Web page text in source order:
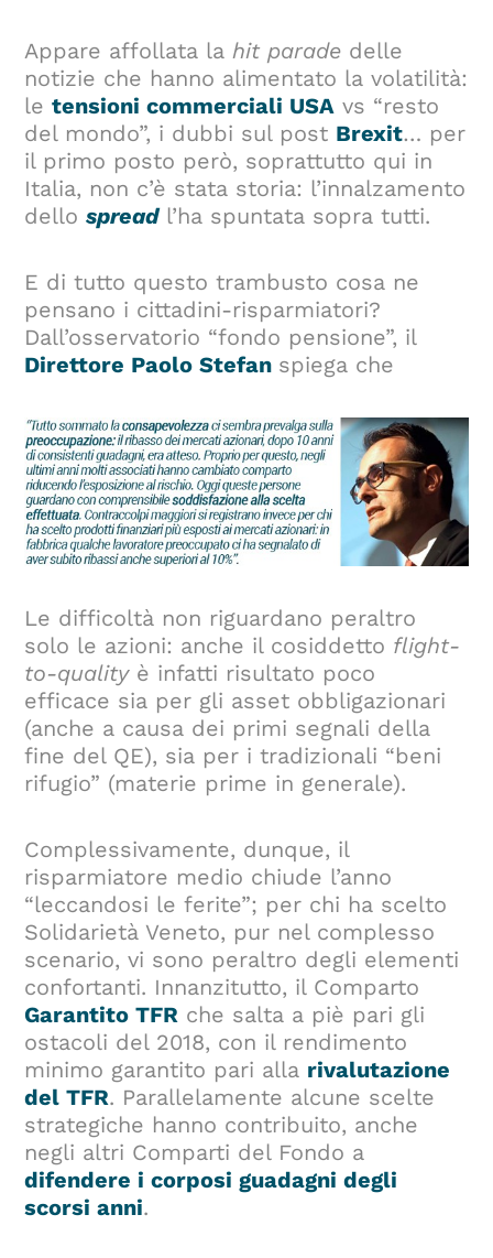
Appare affollata la hit parade delle
notizie che hanno alimentato la volatilità:
letensioni commerciali USA vs “resto
del mondo”, i dubbi sul post Brexit… per
il primo posto però, soprattutto qui in
Italia, non c’è stata storia: l’innalzamento
dellospreadl’ha spuntata sopra tutti.
E di tutto questo trambusto cosa ne
pensano i cittadini-risparmiatori?
Dall’osservatorio “fondo pensione”, il
Direttore Paolo Stefan spiega che
Le difficoltà non riguardano peraltro
solo le azioni: anche il cosiddetto flight-
to-quality è infatti risultato poco
efficace sia per gli asset obbligazionari
(anche a causa dei primi segnali della
fine del QE), sia per i tradizionali “beni
rifugio” (materie prime in generale).
Complessivamente, dunque, il
risparmiatore medio chiude l’anno
“leccandosi le ferite”; per chi ha scelto
Solidarietà Veneto, pur nel complesso
scenario, vi sono peraltro degli elementi
confortanti. Innanzitutto, il Comparto
Garantito TFR che salta a piè pari gli
ostacoli del 2018, con il rendimento
minimo garantito pari alla rivalutazione
del TFR. Parallelamente alcune scelte
strategiche hanno contribuito, anche
negli altri Comparti del Fondo a
difendere i corposi guadagni degli
scorsi anni.